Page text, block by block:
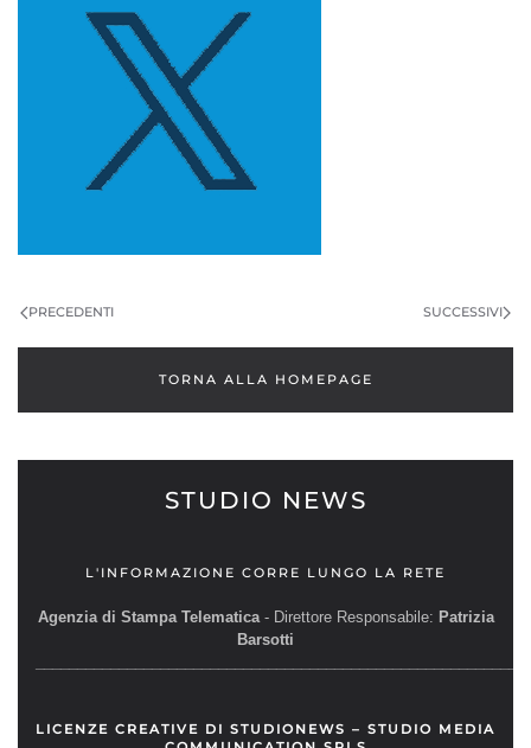
PRECEDENTI SUCCESSIVI
TORNA ALLA HOMEPAGE
STUDIO NEWS
L'INFORMAZIONE CORRE LUNGO LA RETE
Agenzia di Stampa Telematica- Direttore Responsabile: Patrizia
Barsotti
LICENZE CREATIVE DI STUDIONEWS – STUDIO MEDIA